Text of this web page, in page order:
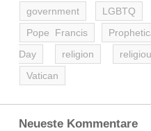
government
LGBTQ
Pope Francis
Day
religion
Vatican
Neueste Kommentare